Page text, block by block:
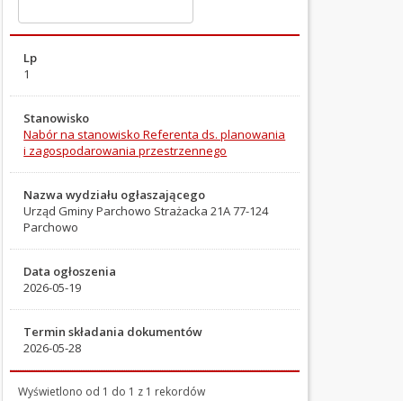
OGŁOSZENIA
PRZETARGI
Oferty
pracy
Przetargi
Procedury
bezprzetargowe
nieruchomości
Dzierżawa
nieruchomości
lokalu
1
Nabór na stanowisko Referenta ds. planowania
i zagospodarowania przestrzennego
Urząd Gminy Parchowo Strażacka 21A 77-124
Parchowo
2026-05-19
2026-05-28
Wyświetlono od 1 do 1 z 1 rekordów